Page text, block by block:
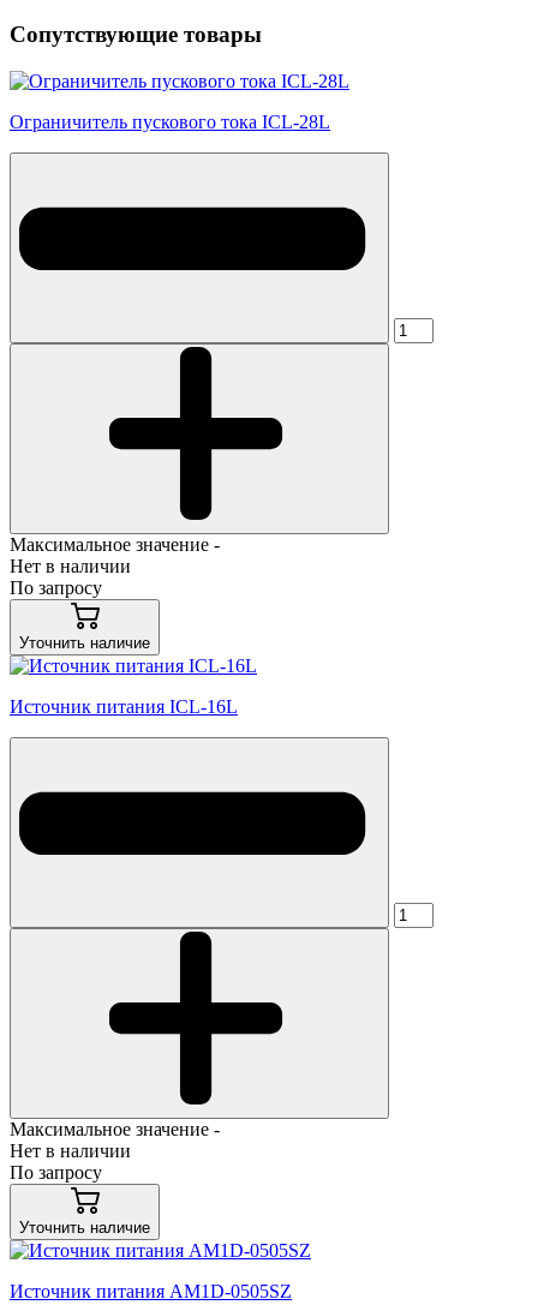
Сопутствующие товары
Ограничитель пускового тока ICL-28L
Максимальное значение -
Нет в наличии
По запросу
Уточнить наличие
Источник питания ICL-16L
Максимальное значение -
Нет в наличии
По запросу
Уточнить наличие
Источник питания AM1D-0505SZ